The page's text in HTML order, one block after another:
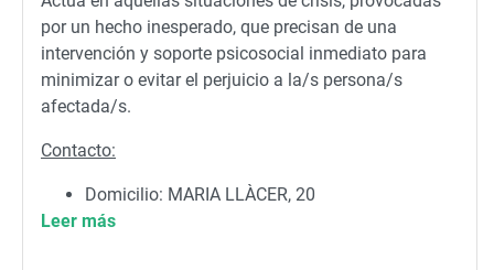
por un hecho inesperado, que precisan de una
intervención y soporte psicosocial inmediato para
minimizar o evitar el perjuicio a la/s persona/s
afectada/s.
Contacto:
Domicilio: MARIA LLÀCER, 20
Teléfono: 092 (a través de la Policía Local)
Leer más